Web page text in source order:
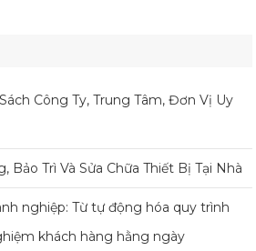
Công Ty, Trung Tâm, Đơn Vị Uy
Bảo Trì Và Sửa Chữa Thiết Bị Tại Nhà
nghiệp: Từ tự động hóa quy trình
khách hàng hằng ngày